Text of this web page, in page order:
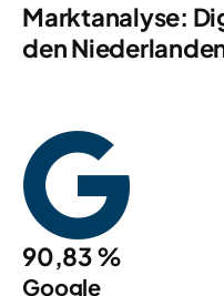
Marktanalyse:
den
90,83 %
Google